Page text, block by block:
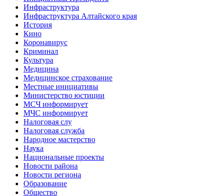
Инфраструктура
Инфраструктура Алтайского края
История
Кино
Коронавирус
Криминал
Культура
Медицина
Медицинское страхование
Местные инициативы
Министерство юстиции
МСЧ информирует
МЧС информирует
Налоговая слу
Налоговая служба
Народное мастерство
Наука
Национальные проекты
Новости района
Новости региона
Образование
Общество